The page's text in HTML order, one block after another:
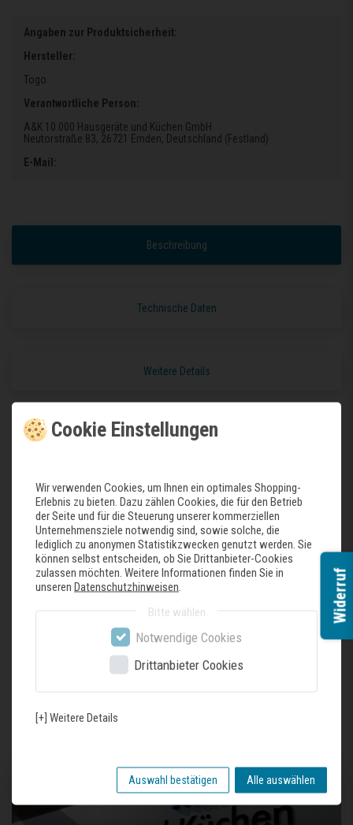
Angaben zur Produktsicherheit:
Hersteller:
Togo
Verantwortliche Person:
A&K 10.000 Hausgeräte und Küchen GmbH
Neutorstraße 83, 26721 Emden, Deutschland (Festland)
E-Mail:
Beschreibung
Technische Daten
Weitere Details
Schlicht, praktisch und funktionell
flacher, geradliniger Boden
pflegeleicht und praktisch
hochwertiger Edelstahl 18/10
dank des 1 mm flachen Rands perfekt für den Einbau sowie für Unterbau und
Aufbau geeignet
Radius 10 mm
Zuletzt gesehene Produkte
Cookie Einstellungen
Wir verwenden Cookies, um Ihnen ein optimales Shopping-
Erlebnis zu bieten. Dazu zählen Cookies, die für den Betrieb
der Seite und für die Steuerung unserer kommerziellen
Unternehmensziele notwendig sind, sowie solche, die
lediglich zu anonymen Statistikzwecken genutzt werden. Sie
können selbst entscheiden, ob Sie Drittanbieter-Cookies
zulassen möchten. Weitere Informationen finden Sie in
unseren Datenschutzhinweisen
Bitte wählen
Notwendige Cookies
Drittanbieter Cookies
[+] Weitere Details
Auswahl bestätigen Alle auswählen
Widerruf